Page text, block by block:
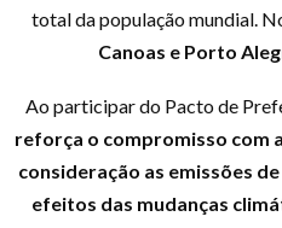
total da população mundial.
Canoas e Porto
Ao participar do Pacto de
reforça o compromisso com
consideração as emissões
efeitos das mudanças